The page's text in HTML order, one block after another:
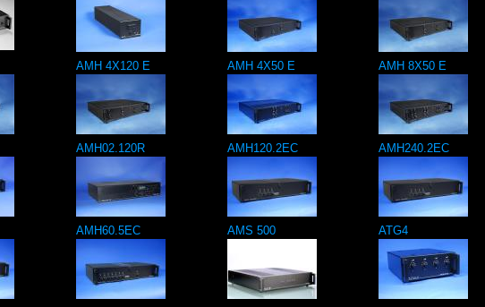
AMH 4X120 E AMH 4X50 E AMH 8X50 E
AMH02.120R AMH120.2EC AMH240.2EC
AMH60.5EC AMS 500 ATG4